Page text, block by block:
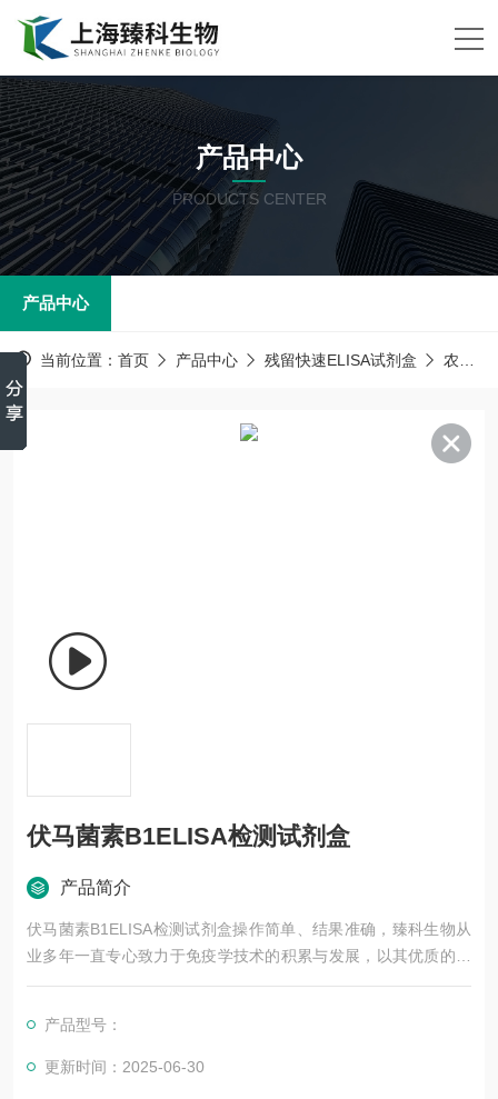
产品中心
PRODUCTS CENTER
产品中心
当前位置： 首页 产品中心 残留快速ELISA试剂盒 农药残留
伏马菌素B1ELISA检测试剂盒
产品简介
伏马菌素B1ELISA检测试剂盒操作简单、结果准确，臻科生物从
业多年一直专心致力于免疫学技术的积累与发展，以其优质的产
品质量与专业的技术服务，赢得业内广大人士的认可。我司也一
努力合作共赢。
产品型号：
更新时间：2025-06-30